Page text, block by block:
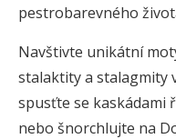
pestrobarevného
Navštivte unikátní
stalaktity a stalagmity
spusťte se kaskádami
nebo šnorchlujte na